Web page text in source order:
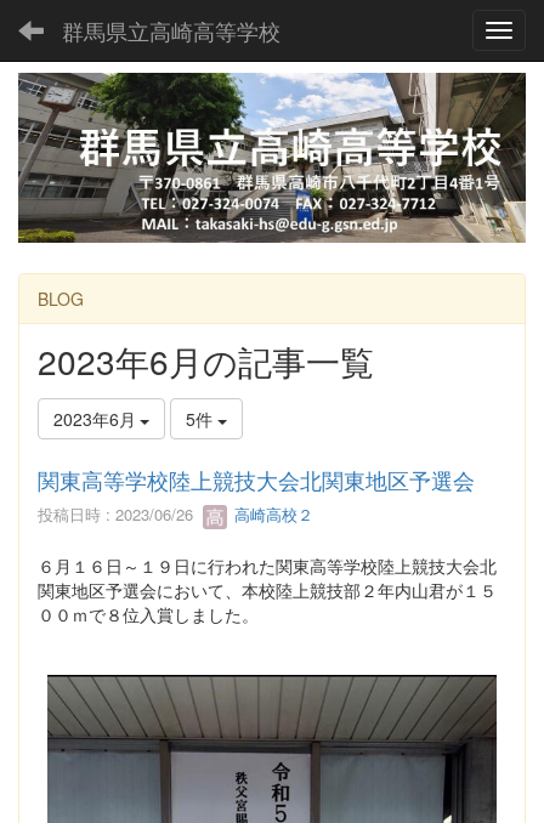
群馬県立高崎高等学校
BLOG
2023年6月の記事一覧
2023年6月 5件
関東高等学校陸上競技大会北関東地区予選会
投稿日時 : 2023/06/26 高崎高校２
６月１６日～１９日に行われた関東高等学校陸上競技大会北
関東地区予選会において、本校陸上競技部２年内山君が１５
００ｍで８位入賞しました。